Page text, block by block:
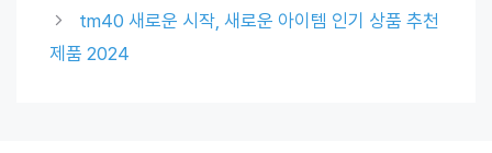
tm40 새로운 시작, 새로운 아이템 인기 상품 추천
제품 2024